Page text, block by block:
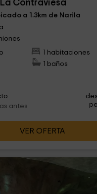
Contraviesa
a 1.3km de Narila
1 habitaciones
1 baños
antes
VER OFERTA